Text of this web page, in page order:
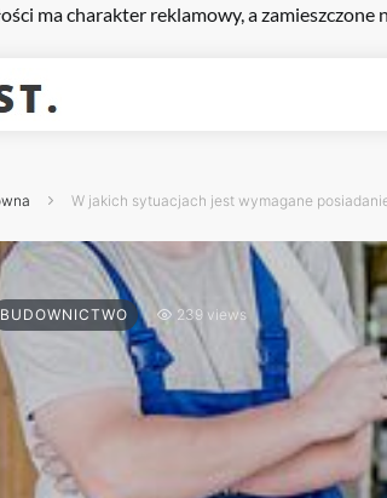
ma charakter reklamowy, a
W jakich sytuacjach jest wymagane
BUDOWNICTWO 239 views